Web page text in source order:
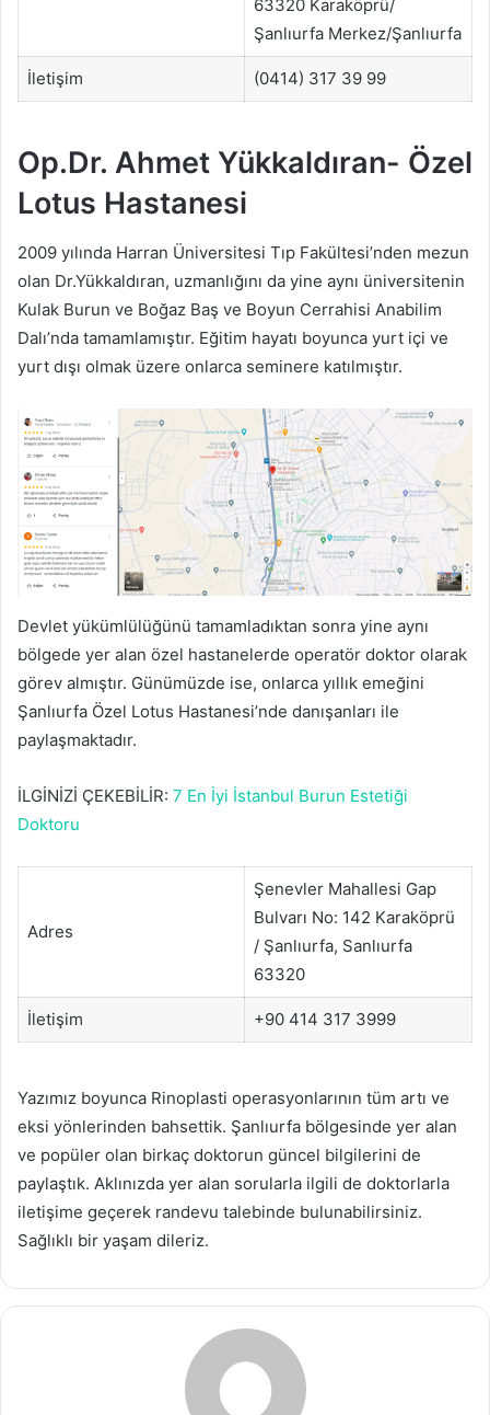
63320 Karaköprü/
Şanlıurfa Merkez/Şanlıurfa
İletişim (0414) 317 39 99
Op.Dr. Ahmet Yükkaldıran- Özel
Lotus Hastanesi
2009 yılında Harran Üniversitesi Tıp Fakültesi’nden mezun
olan Dr.Yükkaldıran, uzmanlığını da yine aynı üniversitenin
Kulak Burun ve Boğaz Baş ve Boyun Cerrahisi Anabilim
Dalı’nda tamamlamıştır. Eğitim hayatı boyunca yurt içi ve
yurt dışı olmak üzere onlarca seminere katılmıştır.
Devlet yükümlülüğünü tamamladıktan sonra yine aynı
bölgede yer alan özel hastanelerde operatör doktor olarak
görev almıştır. Günümüzde ise, onlarca yıllık emeğini
Şanlıurfa Özel Lotus Hastanesi’nde danışanları ile
paylaşmaktadır.
İLGİNİZİ ÇEKEBİLİR: 7 En İyi İstanbul Burun Estetiği
Doktoru
Adres
Şenevler Mahallesi Gap
Bulvarı No: 142 Karaköprü
/ Şanlıurfa, Sanlıurfa
63320
İletişim +90 414 317 3999
Yazımız boyunca Rinoplasti operasyonlarının tüm artı ve
eksi yönlerinden bahsettik. Şanlıurfa bölgesinde yer alan
ve popüler olan birkaç doktorun güncel bilgilerini de
paylaştık. Aklınızda yer alan sorularla ilgili de doktorlarla
iletişime geçerek randevu talebinde bulunabilirsiniz.
Sağlıklı bir yaşam dileriz.